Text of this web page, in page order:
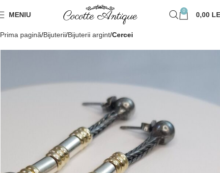
MENIU 0 0,00
Prima pagină Bijuterii Bijuterii argint Cercei